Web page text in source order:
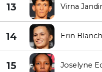
13 Virna
14 Erin
15 Joselyne